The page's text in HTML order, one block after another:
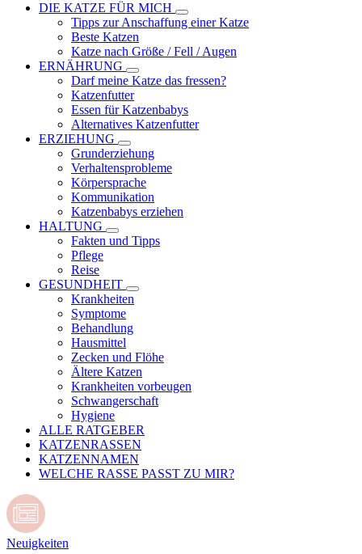
DIE KATZE FÜR MICH
Tipps zur Anschaffung einer Katze
Beste Katzen
Katze nach Größe / Fell / Augen
ERNÄHRUNG
Darf meine Katze das fressen?
Katzenfutter
Essen für Katzenbabys
Alternatives Katzenfutter
ERZIEHUNG
Grunderziehung
Verhaltensprobleme
Körpersprache
Kommunikation
Katzenbabys erziehen
HALTUNG
Fakten und Tipps
Pflege
Reise
GESUNDHEIT
Krankheiten
Symptome
Behandlung
Hausmittel
Zecken und Flöhe
Ältere Katzen
Krankheiten vorbeugen
Schwangerschaft
Hygiene
ALLE RATGEBER
KATZENRASSEN
KATZENNAMEN
WELCHE RASSE PASST ZU MIR?
Neuigkeiten